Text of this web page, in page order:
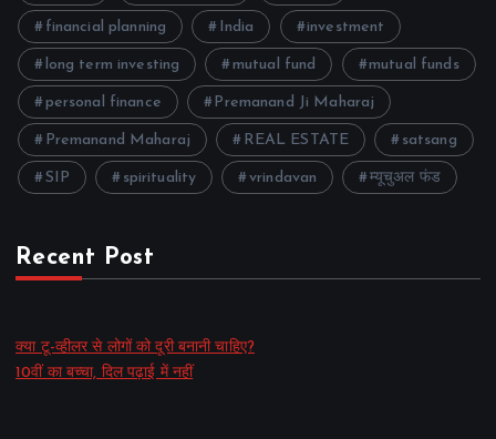
financial planning India investment
long term investing mutual fund mutual funds
personal finance Premanand Ji Maharaj
Premanand Maharaj REAL ESTATE satsang
SIP spirituality vrindavan म्यूचुअल फंड
Recent Post
क्या टू-व्हीलर से लोगों को दूरी बनानी चाहिए?
10वीं का बच्चा, दिल पढ़ाई में नहीं